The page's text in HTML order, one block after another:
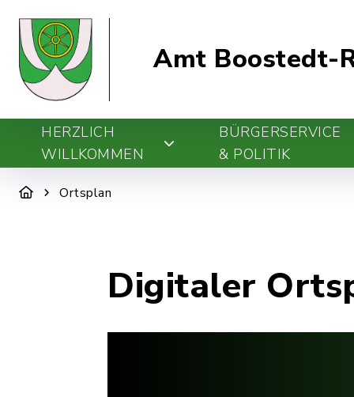
Amt Boostedt-
HERZLICH
WILLKOMMEN
BÜRGERSERVICE
& POLITIK
Ortsplan
Digitaler